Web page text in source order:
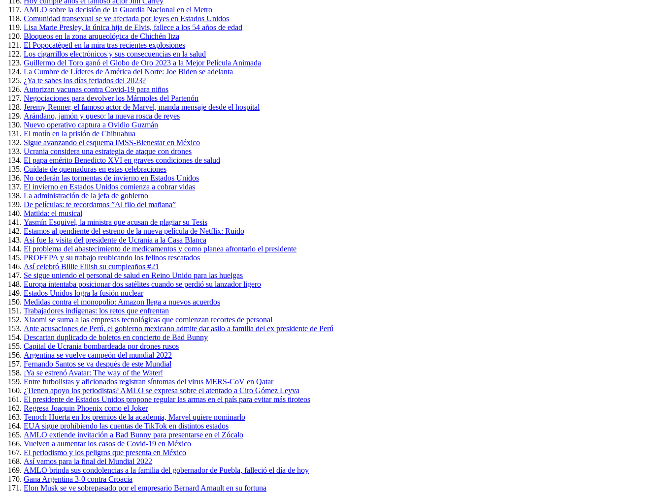
AMLO sobre la decisión de la Guardia Nacional en el Metro
Comunidad transexual se ve afectada por leyes en Estados Unidos
Lisa Marie Presley, la única hija de Elvis, fallece a los 54 años de edad
Bloqueos en la zona arqueológica de Chichén Itza
El Popocatépetl en la mira tras recientes explosiones
Los cigarrillos electrónicos y sus consecuencias en la salud
Guillermo del Toro ganó el Globo de Oro 2023 a la Mejor Película Animada
La Cumbre de Líderes de América del Norte: Joe Biden se adelanta
¿Ya te sabes los días feriados del 2023?
Autorizan vacunas contra Covid-19 para niños
Negociaciones para devolver los Mármoles del Partenón
Jeremy Renner, el famoso actor de Marvel, manda mensaje desde el hospital
Arándano, jamón y queso: la nueva rosca de reyes
Nuevo operativo captura a Ovidio Guzmán
El motín en la prisión de Chihuahua
Sigue avanzando el esquema IMSS-Bienestar en México
Ucrania considera una estrategia de ataque con drones
El papa emérito Benedicto XVI en graves condiciones de salud
Cuídate de quemaduras en estas celebraciones
No cederán las tormentas de invierno en Estados Unidos
El invierno en Estados Unidos comienza a cobrar vidas
La administración de la jefa de gobierno
De películas: te recordamos ”Al filo del mañana”
Matilda: el musical
Yasmín Esquivel, la ministra que acusan de plagiar su Tesis
Estamos al pendiente del estreno de la nueva película de Netflix: Ruido
Así fue la visita del presidente de Ucrania a la Casa Blanca
El problema del abastecimiento de medicamentos y como planea afrontarlo el presidente
PROFEPA y su trabajo reubicando los felinos rescatados
Así celebró Billie Eilish su cumpleaños #21
Se sigue uniendo el personal de salud en Reino Unido para las huelgas
Europa intentaba posicionar dos satélites cuando se perdió su lanzador ligero
Estados Unidos logra la fusión nuclear
Medidas contra el monopolio: Amazon llega a nuevos acuerdos
Trabajadores indígenas: los retos que enfrentan
Xiaomi se suma a las empresas tecnológicas que comienzan recortes de personal
Ante acusaciones de Perú, el gobierno mexicano admite dar asilo a familia del ex presidente de Perú
Descartan duplicado de boletos en concierto de Bad Bunny
Capital de Ucrania bombardeada por drones rusos
Argentina se vuelve campeón del mundial 2022
Fernando Santos se va después de este Mundial
¡Ya se estrenó Avatar: The way of the Water!
Entre futbolistas y aficionados registran síntomas del virus MERS-CoV en Qatar
¿Tienen apoyo los periodistas? AMLO se expresa sobre el atentado a Ciro Gómez Leyva
El presidente de Estados Unidos propone regular las armas en el país para evitar más tiroteos
Regresa Joaquin Phoenix como el Joker
Tenoch Huerta en los premios de la academia, Marvel quiere nominarlo
EUA sigue prohibiendo las cuentas de TikTok en distintos estados
AMLO extiende invitación a Bad Bunny para presentarse en el Zócalo
Vuelven a aumentar los casos de Covid-19 en México
El periodismo y los peligros que presenta en México
Así vamos para la final del Mundial 2022
AMLO brinda sus condolencias a la familia del gobernador de Puebla, falleció el día de hoy
Gana Argentina 3-0 contra Croacia
Elon Musk se ve sobrepasado por el empresario Bernard Arnault en su fortuna